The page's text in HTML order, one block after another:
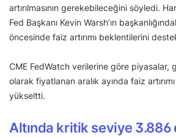
artırılmasının gerekebileceğini söyledi.
Fed Başkanı Kevin Warsh’ın
öncesinde faiz artırımı beklentilerini
CME FedWatch verilerine göre piyasalar,
olarak fiyatlanan aralık ayında faiz
yükseltti.
Altında kritik seviye 3.886